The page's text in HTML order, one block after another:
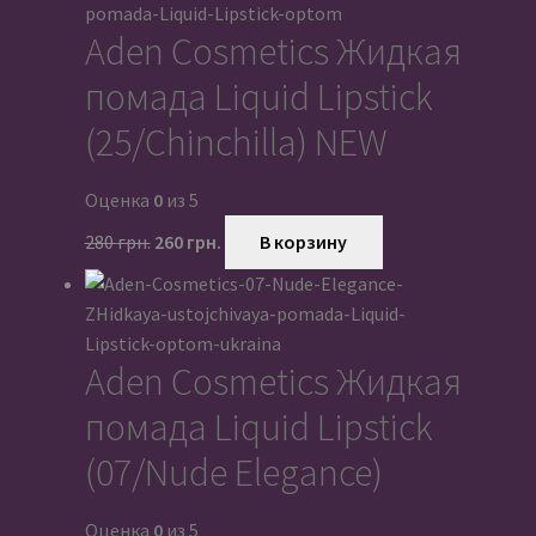
280 грн..
Aden Cosmetics Жидкая
помада Liquid Lipstick
(25/Chinchilla) NEW
Оценка 0из 5
280грн.
составляла
280 грн..
260 грн.
260 грн..
В корзину
Aden Cosmetics Жидкая
помада Liquid Lipstick
(07/Nude Elegance)
Оценка 0из 5